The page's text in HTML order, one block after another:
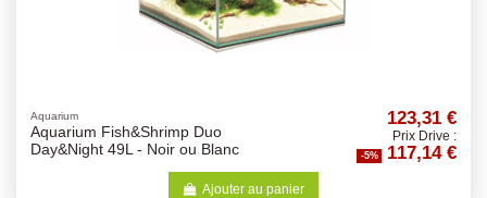
Aquarium
Aquarium Fish&Shrimp Duo
Day&Night 49L - Noir ou Blanc
123,31 €
Prix Drive :
-5% 117,14 €
Ajouter au panier